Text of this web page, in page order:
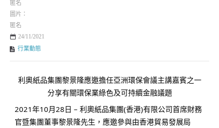
匿名
圖片：
匿名
24/11/2021
行業動態
利奧紙品集團黎景隆應邀擔任亞洲環保會議主講嘉賓之一
分享有關環保業綠色及可持續金融議題
2021年10月28日 – 利奧紙品集團(香港)有限公司首席財務
官暨集團董事黎景隆先生，應邀參與由香港貿易發展局